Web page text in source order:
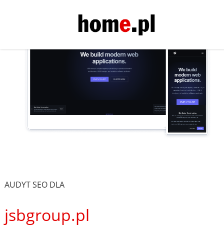
AUDYT SEO DLA
jsbgroup.pl